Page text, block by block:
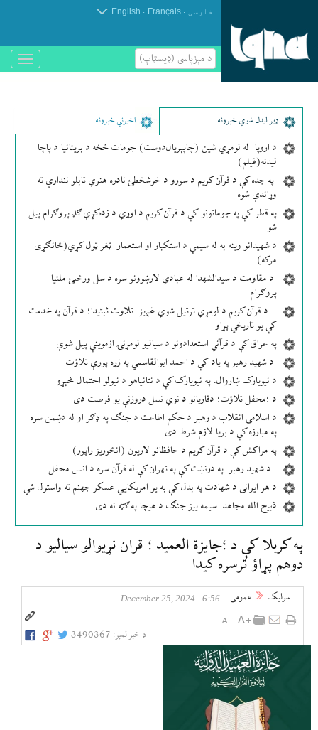
فارسی .
Français
.
English
د مېزپاسى (ډیسټاپ)
باز
و
ډير لیدل شوي خبرونه اخیرني خبرونه
د اروپا له لومړي شین (چاپېریال‌دوست) جومات څخه د بریتانیا د پاچا
لیدنه(فیلم)
په جده کې د قرآن کریم د سورو د خوشخطئ نادره هنري تابلو نندارې ته
وړاندې شوه
په قطر کې په جوماتونو کې د قرآن کریم د اوړي د زده‌کړې ګډ پروګرام پیل
شو
د شهیدانو وینه به له سیمې د استکبار او استعمار ټغر ټول کړي(ځانګړی
مرکه)
د مقاومت د سیدالشهدا له عبادي لارښوونو سره د سل ورځنئ ملتیا
پروګرام
د قرآن کریم د لومړي ترتیل شوي غږیز تلاوت ثبتیدا؛ د قرآن په خدمت
کې یو تاریخي پړاو
په عراق کې د قرآني استعدادونو د سیالیو لومړنۍ ازموینې پیل شوې
د شهید رهبر په یاد کې د احمد ابوالقاسمي په زړه پورې تلاؤت
د نیویارک ښاروال: په نیویارک کې د نتانیاهو د نیولو احتمال څېړو
د ؛محفل تلاؤت؛ دقاریانو د نوي نسل دروزنې یو فرصت دی
د اسلامی انقلاب د رهبر د حکم اطاعت د جنګ په ډګر او له دښمن سره
په مبارزه کې د بریا لازم شرط دی
په مراکش کې د قرآن کریم د حافظانو لاریون (انځوریز راپور)
د شهید رهبر په درنښت کې په تهران کې له قرآن سره د انس محفل
د هر ایرانی د شهادت په بدل کې به یو امریکایي عسکر جهنم ته واستول شي
ذبیح الله مجاهد: سیمه ییز جنګ د هیچا په ګټه نه دی
په کربلا کې د ؛جایزة العمید ؛ قران نړیوالو سیالیو د
دوهم پړاؤ ترسره کیدا
سرلیک عمومی 6:56 - December 25, 2024
د خبر لمبر: 3490367